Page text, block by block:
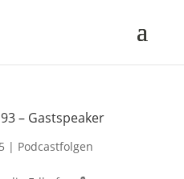
– Gastspeaker
| Podcastfolgen